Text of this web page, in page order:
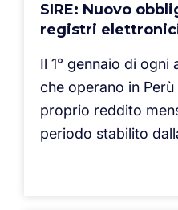
SIRE: Nuovo
registri
Il 1° gennaio di
che operano in
proprio reddito
periodo stabilito